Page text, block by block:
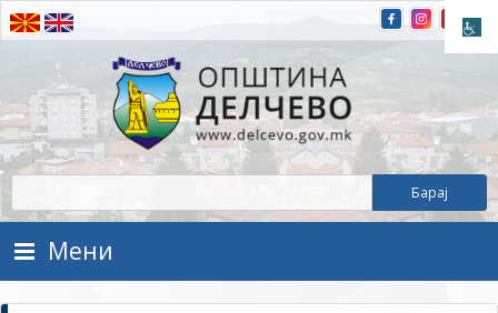
Прескокнете на содржината
Општина Делчево
Општина Делчево
Мени